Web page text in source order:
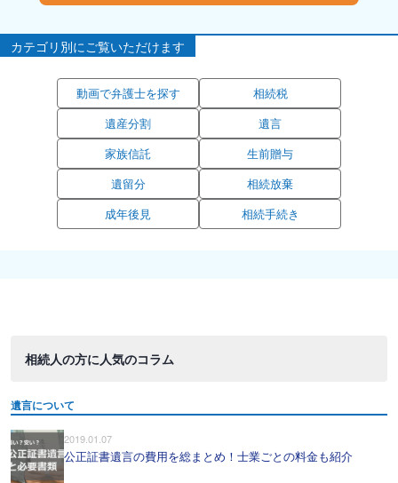
カテゴリ別にご覧いただけます
動画で弁護士を探す
相続税
遺産分割
遺言
家族信託
生前贈与
遺留分
相続放棄
成年後見
相続手続き
相続人の方に人気のコラム
遺言について
2019.01.07
公正証書遺言の費用を総まとめ！士業ごとの料金も紹介